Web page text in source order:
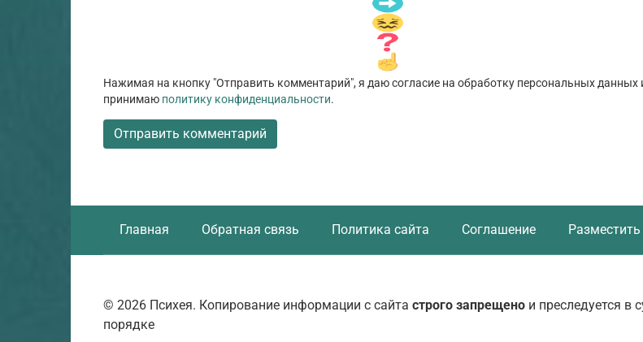
Нажимая на кнопку "Отправить комментарий", я даю согласие на обработку персональных данных
принимаю политику конфиденциальности.
Главная Обратная связь Политика сайта Соглашение
© 2026 Психея. Копирование информации с сайта строго запрещено и преследуется в
порядке